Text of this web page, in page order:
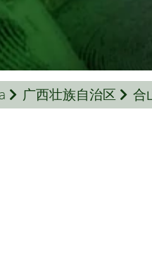
广西壮族自治区 合